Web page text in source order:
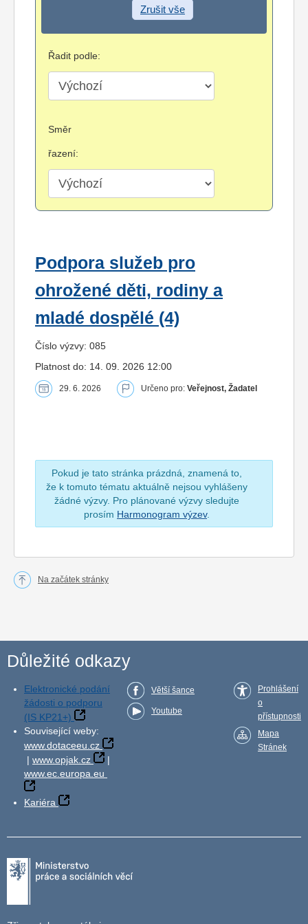
Zrušit vše
Řadit podle:
Směr
řazení:
Podpora služeb pro
ohrožené děti, rodiny a
mladé dospělé (4)
Číslo výzvy: 085
Platnost do: 14. 09. 2026 12:00
29. 6. 2026 Určeno pro: Veřejnost, Žadatel
Pokud je tato stránka prázdná, znamená to,
že k tomuto tématu aktuálně nejsou vyhlášeny
žádné výzvy. Pro plánované výzvy sledujte
prosím Harmonogram výzev.
Na začátek stránky
Důležité odkazy
Elektronické podání
žádosti o podporu
(IS KP21+)
Související weby:
www.dotaceeu.cz
| www.opjak.cz
|
www.ec.europa.eu
Kariéra
Větší šance
Youtube
Prohlášení
o
přístupnosti
Mapa
Stránek